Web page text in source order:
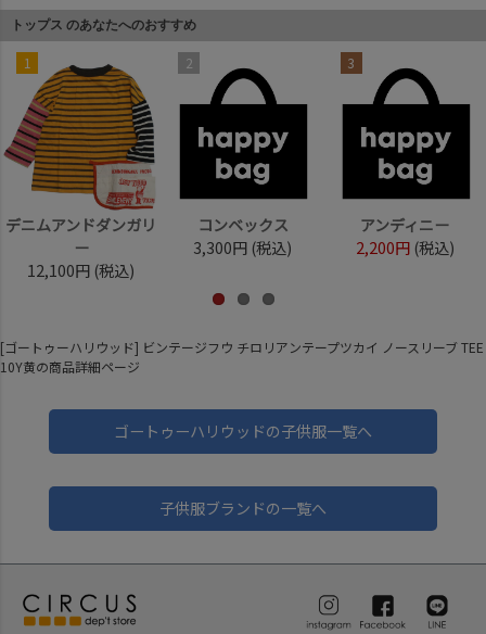
トップス のあなたへのおすすめ
1
デニムアンドダンガリ
ー
12,100円 (税込)
2
コンベックス
3,300円 (税込)
3
アンディニー
2,200円 (税込)
[ゴートゥーハリウッド] ビンテージフウ チロリアンテープツカイ ノースリーブ TEE
10Y黄の商品詳細ページ
ゴートゥーハリウッドの子供服一覧へ
子供服ブランドの一覧へ